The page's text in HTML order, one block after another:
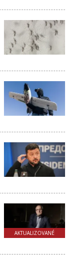
AKTUALIZOVANÉ